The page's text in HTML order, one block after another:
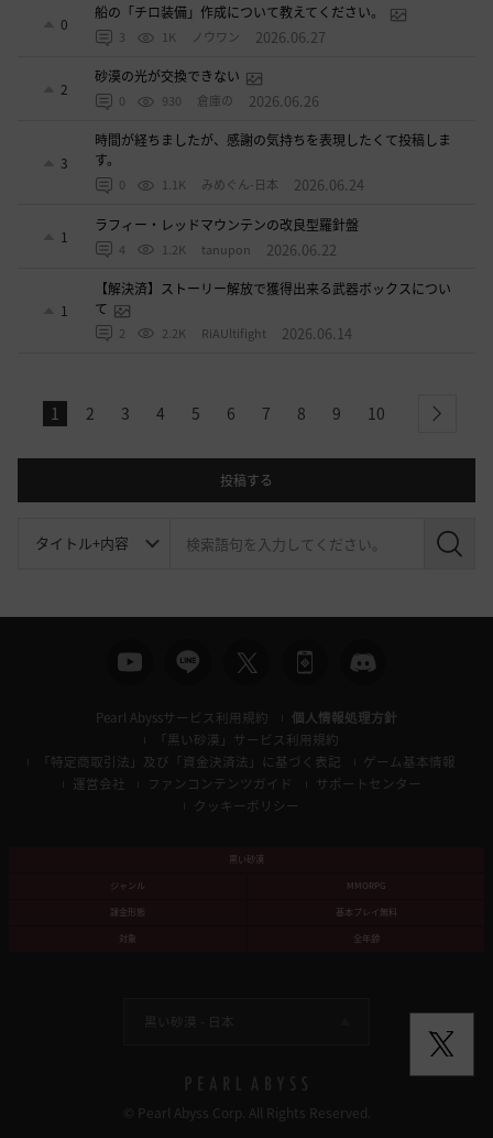
0
船の「チロ装備」作成について教えてください。
3 1K ノウワン 2026.06.27
2
砂漠の光が交換できない
0 930 倉庫の 2026.06.26
3
時間が経ちましたが、感謝の気持ちを表現したくて投稿しま
す。
0 1.1K みめぐん-日本 2026.06.24
1
ラフィー・レッドマウンテンの改良型羅針盤
4 1.2K tanupon 2026.06.22
1
【解決済】ストーリー解放で獲得出来る武器ボックスについ
て
2 2.2K RiAUltifight 2026.06.14
1 2 3 4 5 6 7 8 9 10 next
投稿する
検
Pearl Abyssサービス利用規約
個人情報処理方針
「黒い砂漠」サービス利用規約
「特定商取引法」及び「資金決済法」に基づく表記
ゲーム基本情報
運営会社
ファンコンテンツガイド
サポートセンター
クッキーポリシー
黒い砂漠
ジャンル
MMORPG
課金形態
基本プレイ無料
対象
全年齢
黒い砂漠 - 日本
© Pearl Abyss Corp. All Rights Reserved.